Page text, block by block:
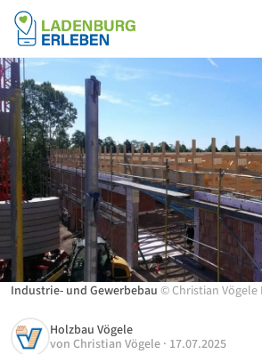
Industrie- und Gewerbebau ©Christian Vögele
Holzbau Vögele
von Christian Vögele · 17.07.2025